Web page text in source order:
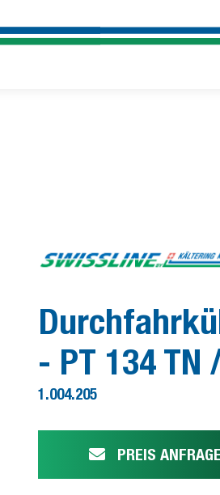
- PT 134 TN
1.004.205
PREIS ANFRAGE